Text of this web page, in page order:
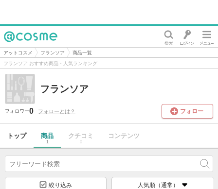
@cosme
アットコスメ フランソア
商品一覧
フランソア おすすめ商品・人気ランキング
フランソア
フォロワー0 フォローとは？ フォロー
トップ 商品
1
クチコミ
0
コンテンツ
絞り込み 人気順（通常）